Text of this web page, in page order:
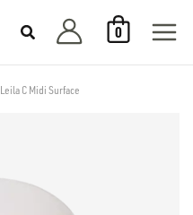
0
Leila C Midi Surface